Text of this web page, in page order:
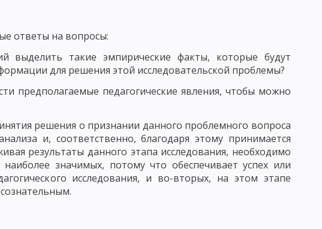
ТВОРЧЕСКОГО МЫШЛЕНИЯ
ДИДАКТИКИ: ДИСТЕРВЕГ И ДЬЮИ
ДИДАКТИЧЕСКАЯ КАТЕГОРИЯ ПОНЯТИЕ ПРОЦЕСС ОБУЧЕНИЯ
СИСТЕМЫ ОБРАЗОВАНИЯ И ЗАДАЧИ ДИДАКТИКИ
УЧЕБНОГО ПРОЦЕССА
ответы на вопросы:
выделить такие эмпирические факты, которые будут
для решения этой исследовательской проблемы?
предполагаемые педагогические явления, чтобы можно
решения о признании данного проблемного вопроса
и, соответственно, благодаря этому принимается
результаты данного этапа исследования, необходимо
значимых, потому что обеспечивает успех или
исследования, и во-вторых, на этом этапе